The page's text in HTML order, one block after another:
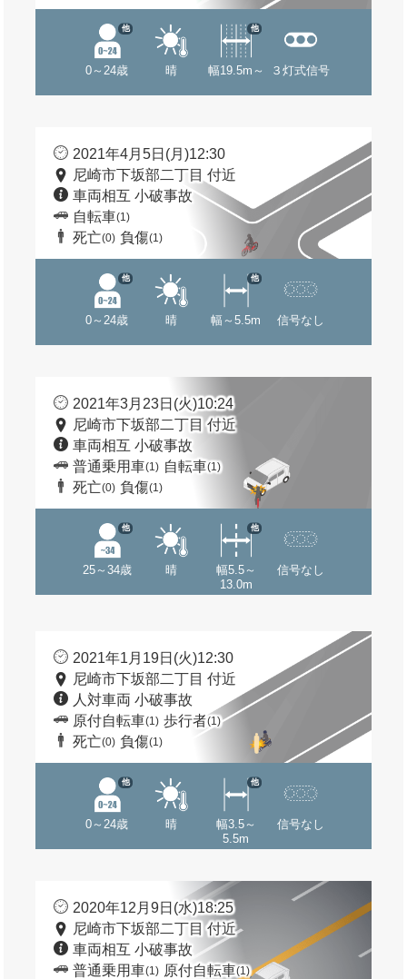
0～24歳
他
晴 幅19.5m～
他
３灯式信号
2021年4月5日(月)12:30
尼崎市下坂部二丁目 付近
車両相互 小破事故
自転車(1)
死亡(0) 負傷(1)
0～24歳
他
晴 幅～5.5m
他
信号なし
2021年3月23日(火)10:24
尼崎市下坂部二丁目 付近
車両相互 小破事故
普通乗用車(1) 自転車(1)
死亡(0) 負傷(1)
25～34歳
他
晴
幅5.5～
13.0m
他
信号なし
2021年1月19日(火)12:30
尼崎市下坂部二丁目 付近
人対車両 小破事故
原付自転車(1) 歩行者(1)
死亡(0) 負傷(1)
0～24歳
他
晴
幅3.5～
5.5m
他
信号なし
2020年12月9日(水)18:25
尼崎市下坂部二丁目 付近
車両相互 小破事故
普通乗用車(1) 原付自転車(1)